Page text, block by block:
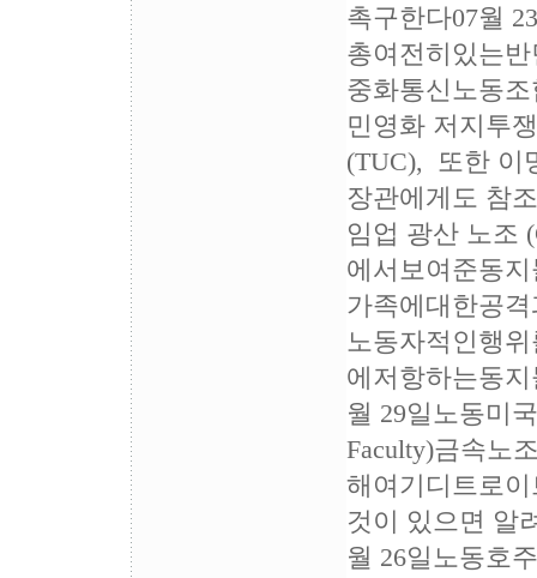
촉구한다07월
총여전히있는
중화통신노동
민영화 저지투
(TUC), 또한 이
장관에게도 참
임업 광산 노조
에서보여준동
가족에대한공
노동자적인행
에저항하는동
월 29일노동미
Faculty)금속노
해여기디트로
것이 있으면 알
월 26일노동호